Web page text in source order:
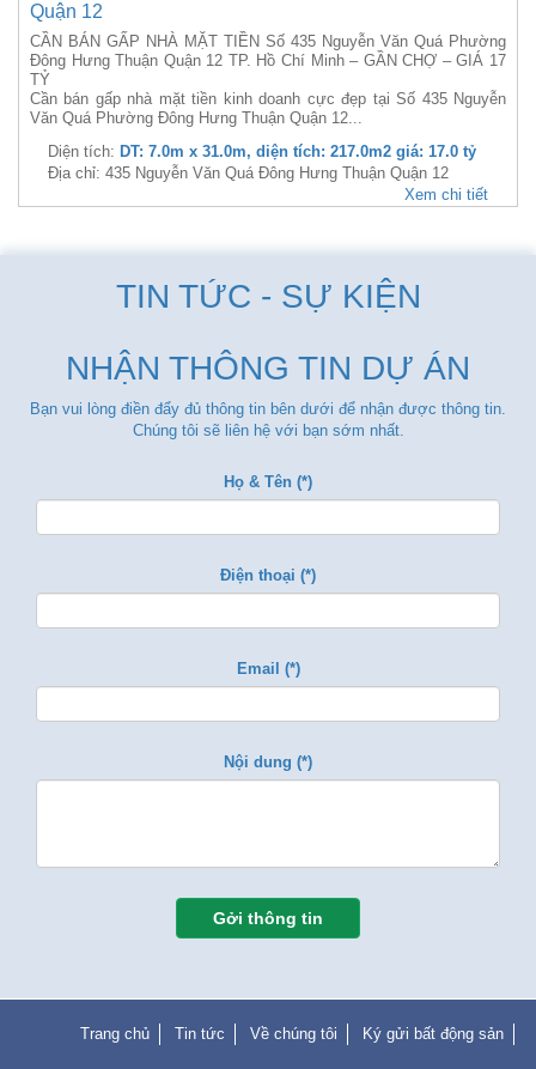
Quận 12
CẦN BÁN GẤP NHÀ MẶT TIỀN Số 435 Nguyễn Văn Quá Phường
Đông Hưng Thuận Quận 12 TP. Hồ Chí Minh – GẦN CHỢ – GIÁ 17
TỶ
Cần bán gấp nhà mặt tiền kinh doanh cực đẹp tại Số 435 Nguyễn
Văn Quá Phường Đông Hưng Thuận Quận 12...
Diện tích: DT: 7.0m x 31.0m, diện tích: 217.0m2 giá: 17.0 tỷ
Địa chỉ: 435 Nguyễn Văn Quá Đông Hưng Thuận Quận 12
Xem chi tiết
TIN TỨC - SỰ KIỆN
NHẬN THÔNG TIN DỰ ÁN
Bạn vui lòng điền đẩy đủ thông tin bên dưới để nhận được thông tin.
Chúng tôi sẽ liên hệ với bạn sớm nhất.
Họ & Tên (*)
Điện thoại (*)
Email (*)
Nội dung (*)
Gởi thông tin
Trang chủ Tin tức Về chúng tôi Ký gửi bất động sản